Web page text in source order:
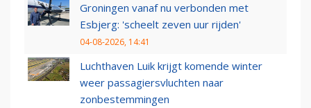
Groningen vanaf nu verbonden met
Esbjerg: 'scheelt zeven uur rijden'
04-08-2026, 14:41
Luchthaven Luik krijgt komende winter
weer passagiersvluchten naar
zonbestemmingen